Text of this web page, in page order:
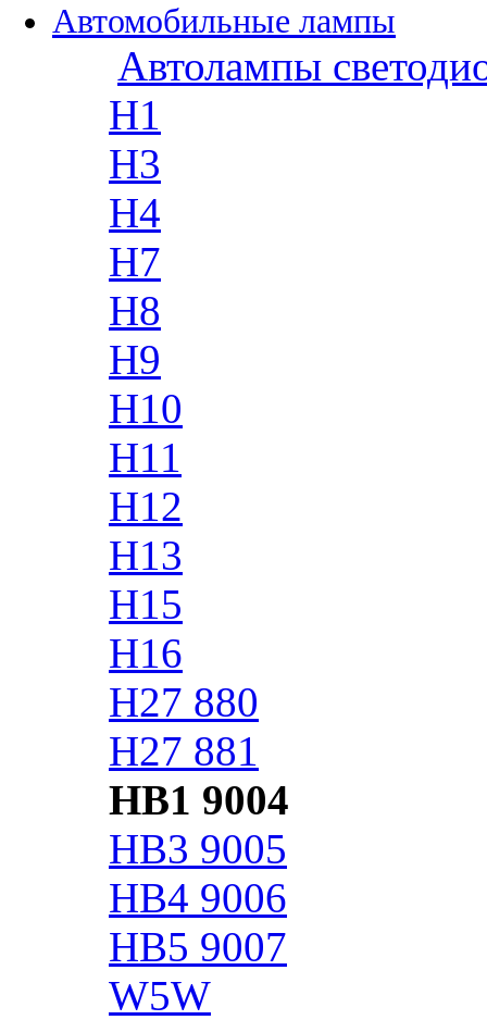
Автомобильные лампы
Автолампы
H1
H3
H4
H7
H8
H9
H10
H11
H12
H13
H15
H16
H27 880
H27 881
HB1 9004
HB3 9005
HB4 9006
HB5 9007
W5W